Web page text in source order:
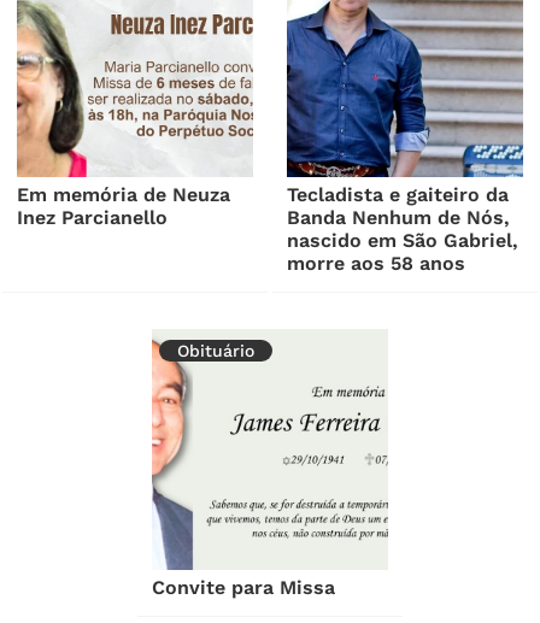
Em memória de Neuza
Inez Parcianello
Tecladista e gaiteiro da
Banda Nenhum de Nós,
nascido em São Gabriel,
morre aos 58 anos
Obituário
Convite para Missa